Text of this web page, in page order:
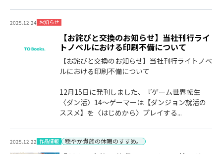
2025.12.24 お知らせ
【お詫びと交換のお知らせ】当社刊行ライ
トノベルにおける印刷不備について
【お詫びと交換のお知らせ】当社刊行ライトノベ
ルにおける印刷不備について
12月15日に発刊しました、『ゲーム世界転生
〈ダン活〉14～ゲーマーは【ダンジョン就活の
ススメ】を〈はじめから〉プレイする...
2025.12.22 作品情報 穏やか貴族の休暇のすすめ。